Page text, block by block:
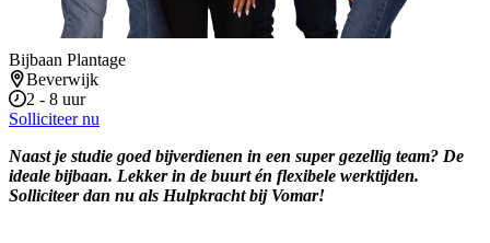
Bijbaan Plantage
Beverwijk
2 - 8 uur
Solliciteer nu
Naast je studie goed bijverdienen in een super gezellig team? De
ideale bijbaan. Lekker in de buurt én flexibele werktijden.
Solliciteer dan nu als Hulpkracht bij Vomar!